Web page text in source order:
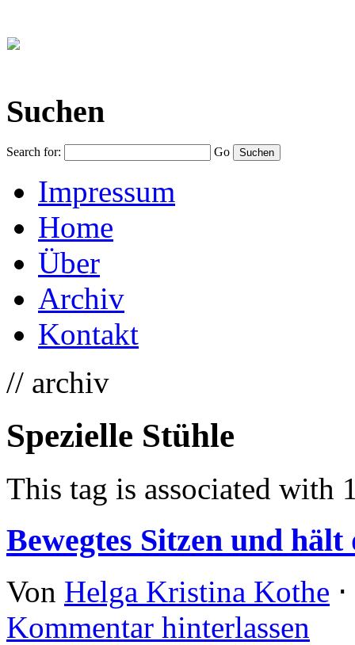
Suchen
Search for: Go
Impressum
Home
Über
Archiv
Kontakt
// archiv
Spezielle Stühle
This tag is associated with
Bewegtes Sitzen und
Von Helga Kristina Kothe ⋅
Kommentar hinterlassen